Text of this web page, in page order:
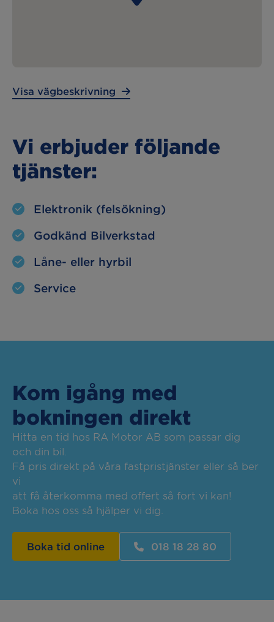
07:00 – 17:00
Visa vägbeskrivning
Vi erbjuder följande
tjänster:
Elektronik (felsökning)
Godkänd Bilverkstad
Låne- eller hyrbil
Service
Kom igång med
bokningen direkt
Hitta en tid hos RA Motor AB som passar dig
och din bil.
Få pris direkt på våra fastpristjänster eller så ber
vi
att få återkomma med offert så fort vi kan!
Boka hos oss så hjälper vi dig.
Boka tid online 018 18 28 80